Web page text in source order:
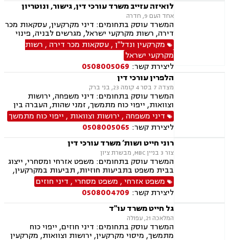
לואיזה עזייב משרד עורכי דין, גישור, ונוטריון
אחד העם 9, חדרה
המשרד עוסק בתחומים: דיני מקרקעין, עסקאות מכר
דירה, רשות מקרקעי ישראל, מגרשים לבניה, פינוי
מושכר, בתים משותפים, אפוטרופסות, ידועים
בציבור, הסכמי ממון, ייפוי כוח מתמשך, ירושות
וצוואות
מקרקעין ונדל"ן,עסקאות מכר דירה , רשות
מקרקעי ישראל
ליצירת קשר: 0508005069
הלפרין עורכי דין
מצדה 7 בסר 4 קומה 23, בני ברק
המשרד עוסק בתחומים: דיני משפחה, ירושות
וצוואות, ייפוי כוח מתמשך, זמני שהות, העברה בין
דורית, חלוקת רכוש, הורות חד מינית, גישור
במשפחה, מיזוגים ורכישות, ליווי עסקי, דיני חוזים,
משפט מסחרי, ניכור הורי, מזונות, הסכמי ממון,
ידועים בציבור, אבהות, חטיפת ילדים, זכיינות,
סכסוך בין בעלי מניות
דיני משפחה , ירושות וצוואות , ייפוי כוח מתמשך
ליצירת קשר: 0508005065
רוני חייט ושות’ משרד עורכי דין
צור 3 בניין MBC, מבשרת ציון
המשרד עוסק בתחומים: משפט אזרחי ומסחרי, ייצוג
בבית משפט בתביעות חוזיות, תביעות במקרקעין,
ענייני ירושות וצוואות, דיני עבודה, נזיקין, עסקאות
נדל"ן, מכר דירה, ייפוי כוח מתמשך
משפט אזרחי , משפט מסחרי, דיני חוזים
ליצירת קשר: 0508004709
גל חייט משרד עו"ד
המלאכה 21, עפולה
המשרד עוסק בתחומים: דיני חוזים, ייפוי כוח
מתמשך, מיסוי מקרקעין, ירושות וצוואות, מקרקעין